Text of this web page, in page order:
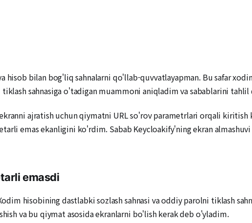
hisob bilan bog'liq sahnalarni qo'llab-quvvatlayapman. Bu safar
sahnasiga o'tadigan muammoni aniqladim va sabablarini
ajratish uchun qiymatni URL so'rov parametrlari orqali
emas ekanligini ko'rdim. Sabab Keycloakify'ning ekran
emasdi
hisobining dastlabki sozlash sahnasi va oddiy parolni tiklash
va bu qiymat asosida ekranlarni bo'lish kerak deb o'yladim.